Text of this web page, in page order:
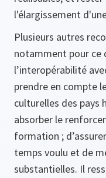
l'élargissement
Plusieurs autres
notamment pour ce
l’interopérabilité
prendre en compte
culturelles des pays
absorber le
formation ;
temps voulu et de
substantielles. Il